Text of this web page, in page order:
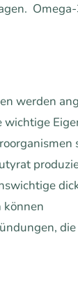
werden
können
die